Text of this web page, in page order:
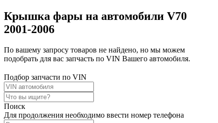
Крышка фары на автомобили V70
2001-2006
По вашему запросу товаров не найдено, но мы можем
подобрать для вас запчасть по VIN Вашего автомобиля.
Подбор запчасти по VIN
Поиск
Для продолжения необходимо ввести номер телефона